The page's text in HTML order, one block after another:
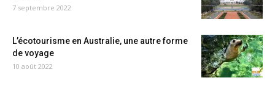
7 septembre 2022
L’écotourisme en Australie, une autre forme
de voyage
10 août 2022